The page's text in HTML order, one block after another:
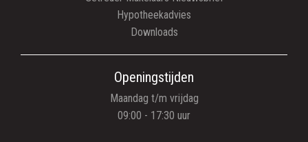
Hypotheekadvies
Downloads
Openingstijden
Maandag t/m vrijdag
09:00 - 17:30 uur